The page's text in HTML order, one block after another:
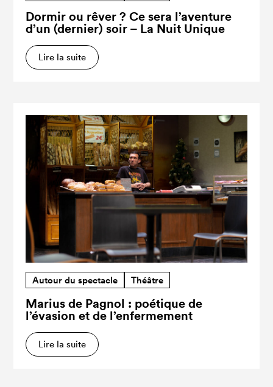
Dormir ou rêver ? Ce sera l’aventure
d’un (dernier) soir – La Nuit Unique
Lire la suite
Autour du spectacle Théâtre
Marius de Pagnol : poétique de
l’évasion et de l’enfermement
Lire la suite